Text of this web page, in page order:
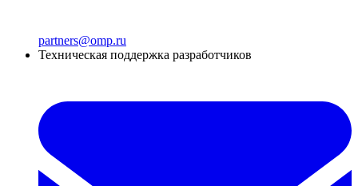
partners@omp.ru
Техническая поддержка разработчиков